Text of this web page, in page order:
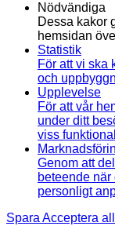
Nödvändiga
Dessa kakor
hemsidan
Statistik
För att vi ska
och
Upplevelse
För att vår
under ditt
viss
Genom att
beteende
personligt
Spara Acceptera